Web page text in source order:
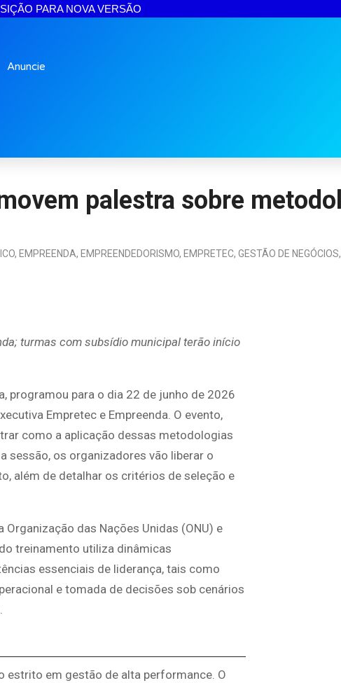
PARA NOVA VERSÃO
Anuncie
palestra sobre
, EMPREENDA, EMPREENDEDORISMO, EMPRETEC, GESTÃO DE NEGÓCIOS,
turmas com subsídio municipal terão início
programou para o dia 22 de junho de 2026
Empretec e Empreenda. O evento,
como a aplicação dessas metodologias
sessão, os organizadores vão liberar o
além de detalhar os critérios de seleção e
das Nações Unidas (ONU) e
treinamento utiliza dinâmicas
essenciais de liderança, tais como
e tomada de decisões sob cenários
estrito em gestão de alta performance. O